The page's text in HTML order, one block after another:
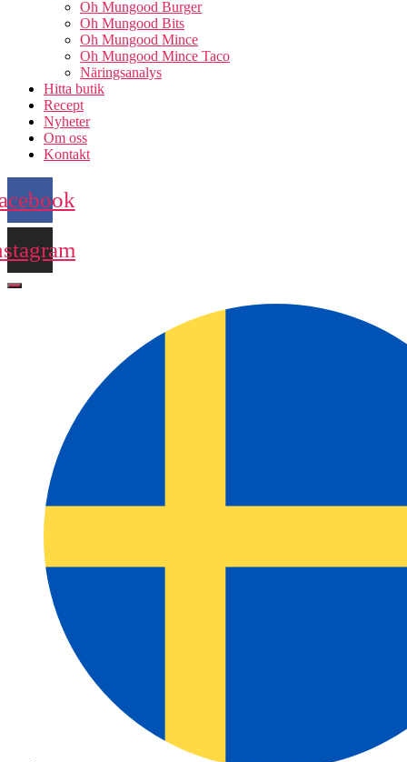
Oh Mungood Burger
Oh Mungood Bits
Oh Mungood Mince
Oh Mungood Mince Taco
Näringsanalys
Hitta butik
Recept
Nyheter
Om oss
Kontakt